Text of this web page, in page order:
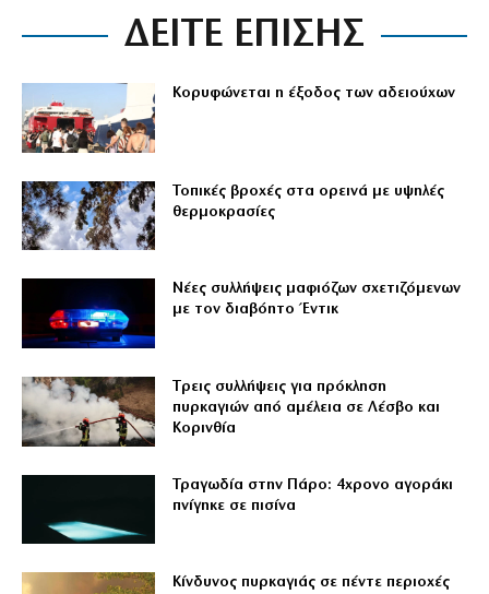
ΔΕΙΤΕ ΕΠΙΣΗΣ
Κορυφώνεται η έξοδος των αδειούχων
Τοπικές βροχές στα ορεινά με υψηλές
θερμοκρασίες
Νέες συλλήψεις μαφιόζων σχετιζόμενων
με τον διαβόητο Έντικ
Tρεις συλλήψεις για πρόκληση
πυρκαγιών από αμέλεια σε Λέσβο και
Κορινθία
Τραγωδία στην Πάρο: 4χρονο αγοράκι
πνίγηκε σε πισίνα
Κίνδυνος πυρκαγιάς σε πέντε περιοχές